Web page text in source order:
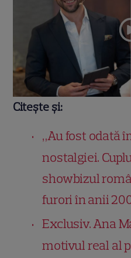
Citește și:
„Au fost odată
nostalgiei.
showbizul
furori în anii
Exclusiv. Ana
motivul real al